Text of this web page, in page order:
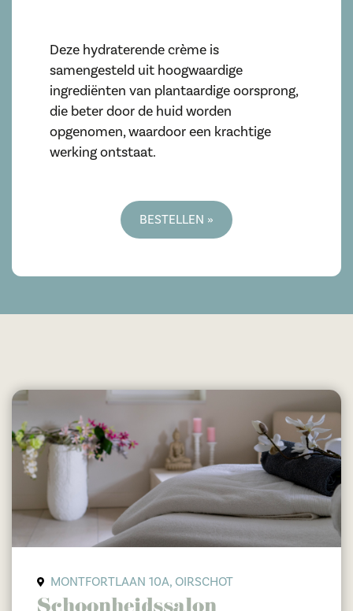
Deze hydraterende crème is
samengesteld uit hoogwaardige
ingrediënten van plantaardige oorsprong,
die beter door de huid worden
opgenomen, waardoor een krachtige
werking ontstaat.
BESTELLEN »
MONTFORTLAAN 10A, OIRSCHOT